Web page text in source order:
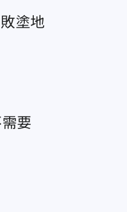
塗地
要